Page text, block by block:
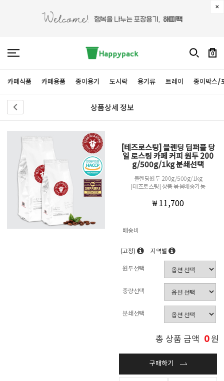
0
카페식품 카페용품 종이용기 도시락 용기류 트레이 종이박스/
상품상세 정보
[테즈로스팅] 블렌딩 딥퍼플 당
일 로스팅 카페 커피 원두 200
g/500g/1kg 분쇄선택
블렌딩원두 200g/500g/1kg
[테즈로스팅] 상품 묶음배송가능
₩ 11,700
배송비
(고정) 지역별
원두선택
중량선택
분쇄선택
총 상품 금액 0원
구매하기